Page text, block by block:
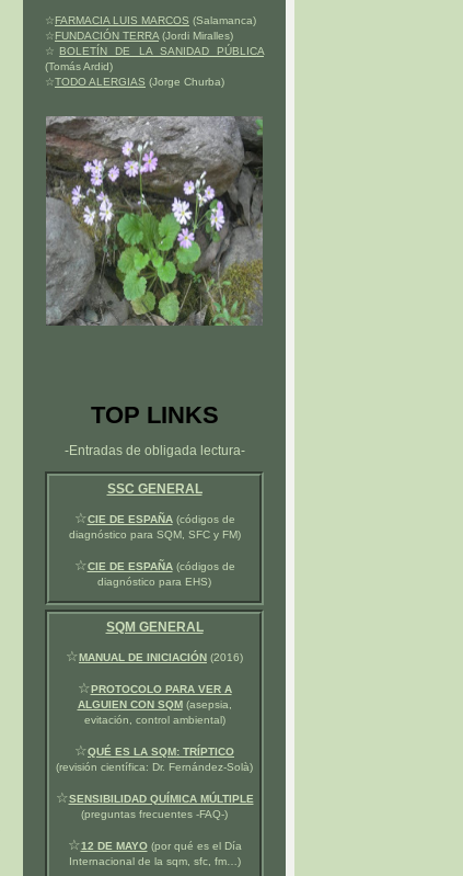
☆FARMACIA LUIS MARCOS (Salamanca)
☆FUNDACIÓN TERRA (Jordi Miralles)
☆ BOLETÍN DE LA SANIDAD PÚBLICA
(Tomás Ardid)
☆TODO ALERGIAS (Jorge Churba)
TOP LINKS
-Entradas de obligada lectura-
SSC GENERAL
☆CIE DE ESPAÑA(códigos de
diagnóstico para SQM, SFC y FM)
☆CIE DE ESPAÑA(códigos de
diagnóstico para EHS)
SQM GENERAL
☆MANUAL DE INICIACIÓN (2016)
☆PROTOCOLO PARA VER A
ALGUIEN CON SQM(asepsia,
evitación, control ambiental)
☆QUÉ ES LA SQM: TRÍPTICO
(revisión científica: Dr. Fernández-Solà)
☆SENSIBILIDAD QUÍMICA MÚLTIPLE
(preguntas frecuentes -FAQ-)
☆12 DE MAYO(por qué es el Día
Internacional de la sqm, sfc, fm…)